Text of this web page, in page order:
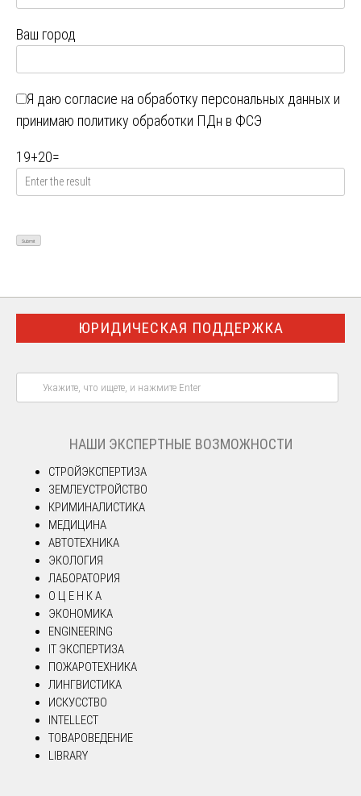
Ваш город
Я даю согласие на обработку персональных данных и
принимаю политику обработки ПДн в ФСЭ
19+20=
ЮРИДИЧЕСКАЯ ПОДДЕРЖКА
НАШИ ЭКСПЕРТНЫЕ ВОЗМОЖНОСТИ
СТРОЙЭКСПЕРТИЗА
ЗЕМЛЕУСТРОЙСТВО
КРИМИНАЛИСТИКА
МЕДИЦИНА
АВТОТЕХНИКА
ЭКОЛОГИЯ
ЛАБОРАТОРИЯ
О Ц Е Н К А
ЭКОНОМИКА
ENGINEERING
IT ЭКСПЕРТИЗА
ПОЖАРОТЕХНИКА
ЛИНГВИСТИКА
ИСКУССТВО
INTELLECT
ТОВАРОВЕДЕНИЕ
LIBRARY